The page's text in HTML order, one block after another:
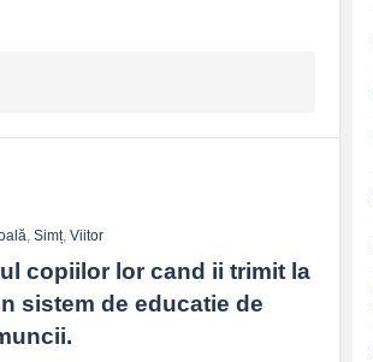
,Simț ,Viitor
copiilor lor cand ii trimit la
sistem de educatie de